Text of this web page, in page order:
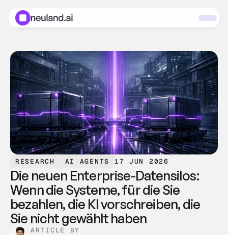
RESEARCH AI AGENTS 17 JUN 2026
Die neuen Enterprise-Datensilos:
Wenn die Systeme, für die Sie
bezahlen, die KI vorschreiben, die
Sie nicht gewählt haben
ARTICLE BY